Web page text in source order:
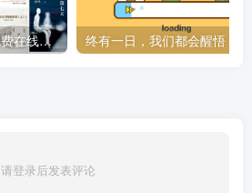
Z-library全球最大的免费在线图书馆国内镜像地址 终有一日，我们都会醒悟
请登录后发表评论